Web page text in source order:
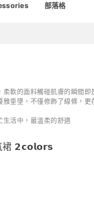
部落格
軟的面料觸碰肌膚的瞬間即
垂墜，不僅修飾了線條，更
生活中，最溫柔的舒適
裙 𝟮𝗰𝗼𝗹𝗼𝗿𝘀